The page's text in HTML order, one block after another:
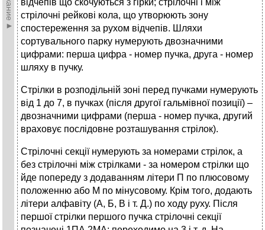
відчепів що скочуються з гірки; стрілочні і між
стрілочні рейкові кола, що утворюють зону
спостереження за рухом відчепів. Шляхи
сортувального парку нумерують двозначними
цифрами: перша цифра - номер пучка, друга - номер
шляху в пучку.
Стрілки в розподільній зоні перед пучками нумерують
від 1 до 7, в пучках (після другої гальмівної позиції) –
двозначними цифрами (перша - номер пучка, другий
враховує послідовне розташування стрілок).
Стрілочні секції нумерують за номерами стрілок, а
без стрілочні між стрілками - за номером стрілки що
йде попереду з додаванням літери П по плюсовому
положенню або М по мінусовому. Крім того, додають
літери алфавіту (А, Б, В і т. Д.) по ходу руху. Після
першої стрілки першого пучка стрілочні секції